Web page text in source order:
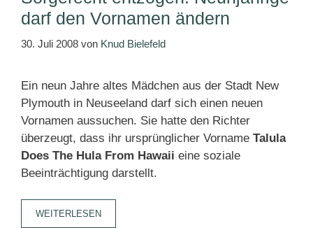
darf den Vornamen ändern
30. Juli 2008 von Knud Bielefeld
Ein neun Jahre altes Mädchen aus der Stadt New
Plymouth in Neuseeland darf sich einen neuen
Vornamen aussuchen. Sie hatte den Richter
überzeugt, dass ihr ursprünglicher Vorname Talula
Does The Hula From Hawaii eine soziale
Beeinträchtigung darstellt.
WEITERLESEN